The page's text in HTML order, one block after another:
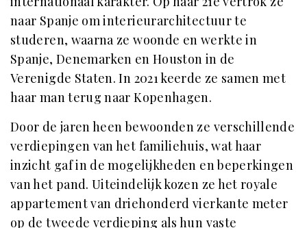
naar Spanje om interieurarchitectuur te
studeren, waarna ze woonde en werkte in
Spanje, Denemarken en Houston in de
Verenigde Staten. In 2021 keerde ze samen met
haar man terug naar Kopenhagen.
Door de jaren heen bewoonden ze verschillende
verdiepingen van het familiehuis, wat haar
inzicht gaf in de mogelijkheden en beperkingen
van het pand. Uiteindelijk kozen ze het royale
appartement van driehonderd vierkante meter
op de tweede verdieping als hun vaste